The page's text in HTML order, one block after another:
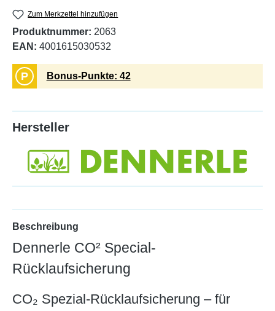
Zum Merkzettel hinzufügen
Produktnummer: 2063
EAN: 4001615030532
P Bonus-Punkte: 42
Hersteller
Beschreibung
Dennerle CO² Special-
Rücklaufsicherung
CO₂ Spezial-Rücklaufsicherung – für